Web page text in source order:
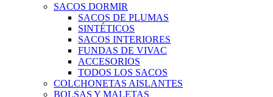
SACOS DORMIR
SACOS DE PLUMAS
SINTÉTICOS
SACOS INTERIORES
FUNDAS DE VIVAC
ACCESORIOS
TODOS LOS SACOS
COLCHONETAS AISLANTES
BOLSAS Y MALETAS